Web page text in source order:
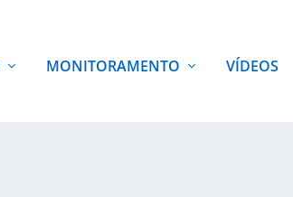
MONITORAMENTO VÍDEOS